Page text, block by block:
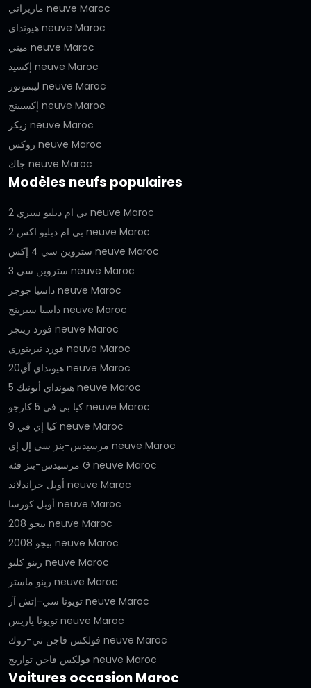
مازيراتي neuve Maroc
هيونداي neuve Maroc
ميني neuve Maroc
إكسيد neuve Maroc
ليبموتور neuve Maroc
إكسبينج neuve Maroc
زيكر neuve Maroc
روكس neuve Maroc
جاك neuve Maroc
Modèles neufs populaires
بي ام دبليو سيري 2 neuve Maroc
بي ام دبليو اكس 2 neuve Maroc
ستروين سي 4 إكس neuve Maroc
ستروين سي 3 neuve Maroc
داسيا جوجر neuve Maroc
داسيا سبرينج neuve Maroc
فورد رينجر neuve Maroc
فورد تيريتوري neuve Maroc
هيونداي آي20 neuve Maroc
هيونداي أيونيك 5 neuve Maroc
كيا بي في 5 كارجو neuve Maroc
كيا إي في 9 neuve Maroc
مرسيدس-بنز سي إل إي neuve Maroc
مرسيدس-بنز فئة G neuve Maroc
أوبل جراندلاند neuve Maroc
أوبل كورسا neuve Maroc
بيجو 208 neuve Maroc
بيجو 2008 neuve Maroc
رينو كليو neuve Maroc
رينو ماستر neuve Maroc
تويوتا سي-إتش آر neuve Maroc
تويوتا ياريس neuve Maroc
فولكس فاجن تي-روك neuve Maroc
فولكس فاجن تواريج neuve Maroc
Voitures occasion Maroc